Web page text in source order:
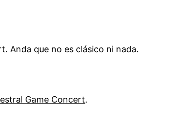
. Anda que no es clásico ni nada.
Game Concert.